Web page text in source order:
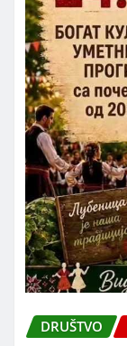
DRUŠTVO